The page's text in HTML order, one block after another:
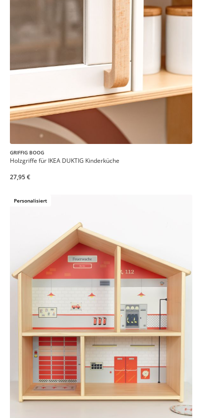
GRIFFIG BOOG
Holzgriffe für IKEA DUKTIG Kinderküche
27,95 €
Personalisiert